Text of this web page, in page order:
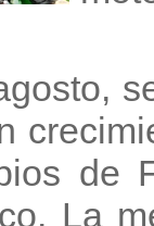
de
La